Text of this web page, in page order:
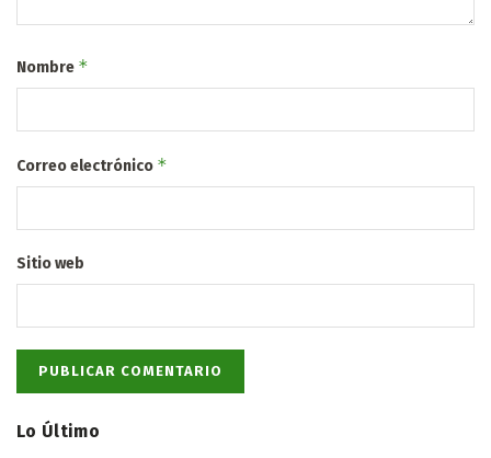
Nombre *
Correo electrónico *
Sitio web
Lo Último